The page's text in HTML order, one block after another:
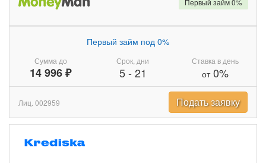
Сумма до
14 996 ₽
Первый займ под 0%
Срок, дни
5- 21
Ставка в день
от0%
Первый займ 0%
Лиц. 002959 Подать заявку